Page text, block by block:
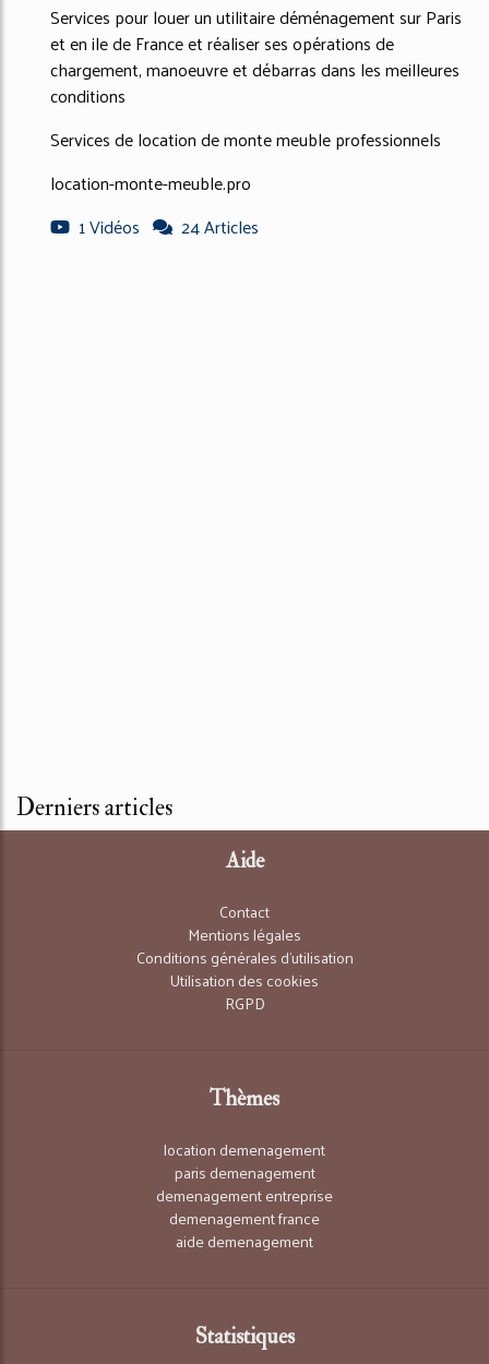
Services pour louer un utilitaire déménagement sur Paris
et en ile de France et réaliser ses opérations de
chargement, manoeuvre et débarras dans les meilleures
conditions
Services de location de monte meuble professionnels
location-monte-meuble.pro
1 Vidéos
24 Articles
Derniers articles
Aide
Contact
Mentions légales
Conditions générales d'utilisation
Utilisation des cookies
RGPD
Thèmes
location demenagement
paris demenagement
demenagement entreprise
demenagement france
aide demenagement
Statistiques